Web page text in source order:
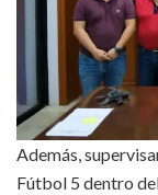
Además,
Fútbol 5 dentro